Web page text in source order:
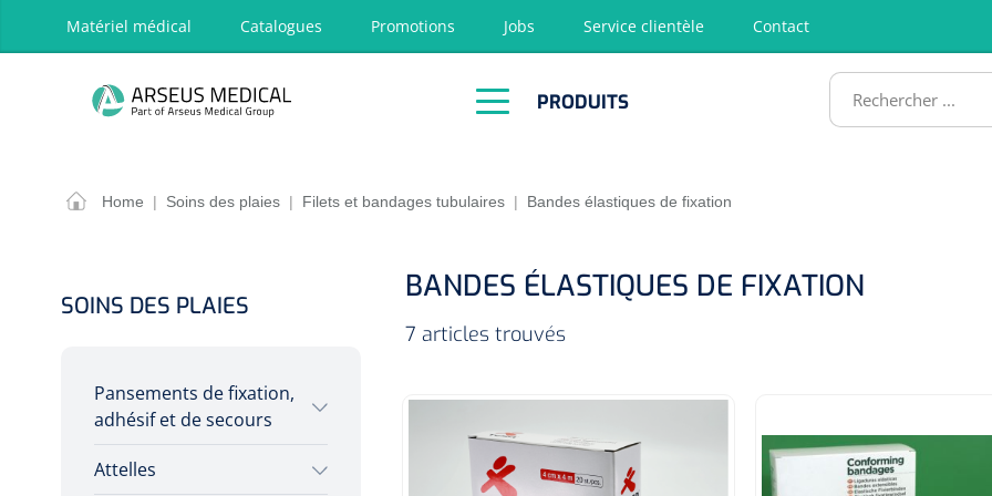
Ga naar de hoofdnavigatie
Matériel médical Catalogues Promotions Jobs Service clientèle Contact
PRODUITS
Accueil
Diagnostic
Premiers secours & Réanimation
Physiothérapie et rééducation
OPTIONS
Home | Soins des plaies | Filets et bandages tubulaires | Bandes élastiques de fixation
SOINS DES PLAIES
Pansements de fixation,
adhésif et de secours
Sparadraps chirurgicaux
Attelles
BANDES ÉLASTIQUES DE FIXATION
7 articles trouvés